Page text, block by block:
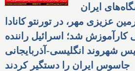
ایران
عزیزی مهر، در تورنتو کانادا
کارآموزش شد؛ اسرائیل راننده
شهروند انگلیسی-آذربایجانی
جاسوس ایران را دستگیر کردند